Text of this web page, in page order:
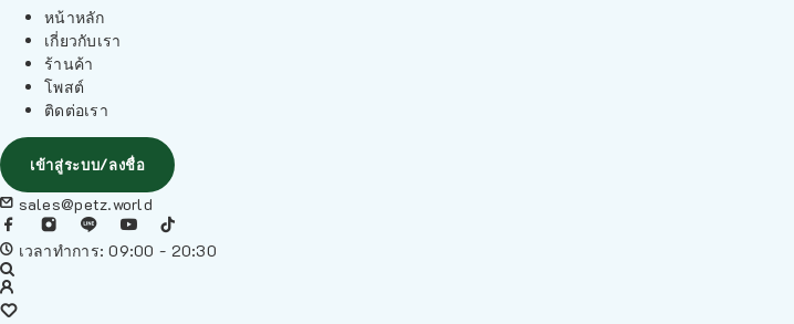
หน้าหลัก
เกี่ยวกับเรา
ร้านค้า
โพสต์
ติดต่อเรา
เข้าสู่ระบบ/ลงชื่อ
sales@petz.world
เวลาทำการ: 09:00 - 20:30